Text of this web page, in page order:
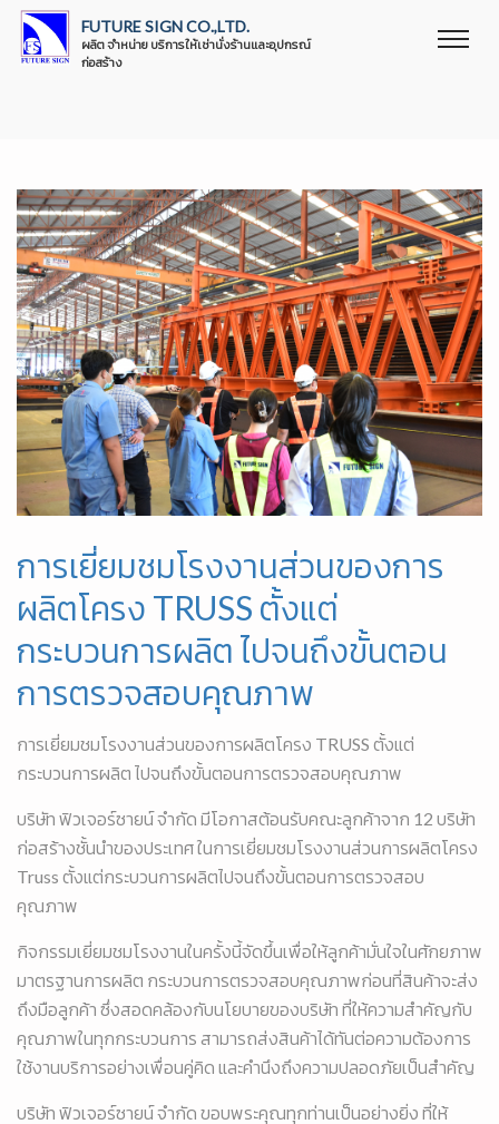
FUTURE SIGN CO.,LTD.
ผลิต จำหน่าย บริการให้เช่านั่งร้านและอุปกรณ์
ก่อสร้าง
การเยี่ยมชมโรงงานส่วนของการ
ผลิตโครง TRUSS ตั้งแต่
กระบวนการผลิต ไปจนถึงขั้นตอน
การตรวจสอบคุณภาพ
การเยี่ยมชมโรงงานส่วนของการผลิตโครง TRUSS ตั้งแต่
กระบวนการผลิต ไปจนถึงขั้นตอนการตรวจสอบคุณภาพ
บริษัท ฟิวเจอร์ซายน์ จำกัด มีโอกาสต้อนรับคณะลูกค้าจาก 12 บริษัท
ก่อสร้างชั้นนำของประเทศ ในการเยี่ยมชมโรงงานส่วนการผลิตโครง
Truss ตั้งแต่กระบวนการผลิตไปจนถึงขั้นตอนการตรวจสอบ
คุณภาพ
กิจกรรมเยี่ยมชมโรงงานในครั้งนี้จัดขึ้นเพื่อให้ลูกค้ามั่นใจในศักยภาพ
มาตรฐานการผลิต กระบวนการตรวจสอบคุณภาพก่อนที่สินค้าจะส่ง
ถึงมือลูกค้า ซึ่งสอดคล้องกับนโยบายของบริษัท ที่ให้ความสำคัญกับ
คุณภาพในทุกกระบวนการ สามารถส่งสินค้าได้ทันต่อความต้องการ
ใช้งานบริการอย่างเพื่อนคู่คิด และคำนึงถึงความปลอดภัยเป็นสำคัญ
บริษัท ฟิวเจอร์ซายน์ จำกัด ขอบพระคุณทุกท่านเป็นอย่างยิ่ง ที่ให้